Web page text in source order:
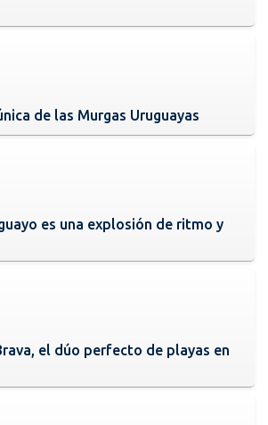
de las Murgas Uruguayas
es una explosión de ritmo y
el dúo perfecto de playas en